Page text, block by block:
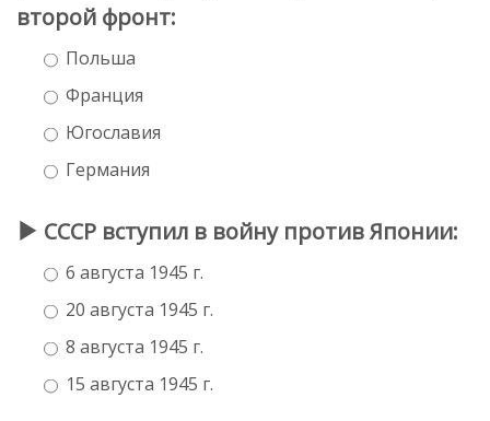
второй фронт:
Польша
Франция
Югославия
Германия
СССР вступил в войну против Японии:
6 августа 1945 г.
20 августа 1945 г.
8 августа 1945 г.
15 августа 1945 г.